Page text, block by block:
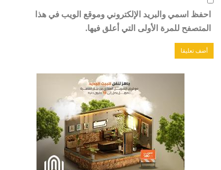
احفظ اسمي والبريد الإلكتروني وموقع الويب في هذا
المتصفح للمرة الأولى التي أعلق فيها.